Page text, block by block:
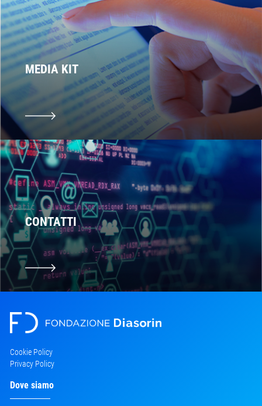
MEDIA KIT
CONTATTI
Cookie Policy
Privacy Policy
Dove siamo